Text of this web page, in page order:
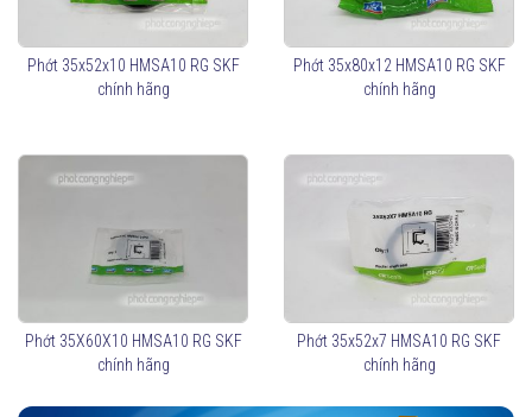
Phớt 35x52x10 HMSA10 RG SKF
chính hãng
Phớt 35x80x12 HMSA10 RG SKF
chính hãng
Phớt 35X60X10 HMSA10 RG SKF
chính hãng
Phớt 35x52x7 HMSA10 RG SKF
chính hãng